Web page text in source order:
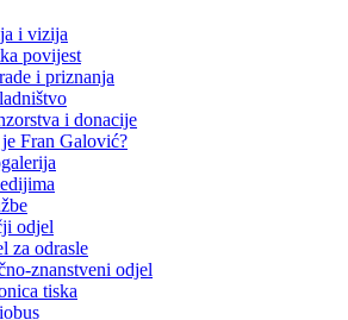
i vizija
povijest
i priznanja
i donacije
Fran Galović?
odjel
za odrasle
znanstveni odjel
tiska